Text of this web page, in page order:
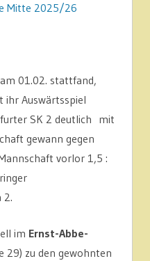
Mitte 2025/26
01.02. stattfand,
ihr Auswärtsspiel
SK 2 deutlich mit
gewann gegen
vorlor 1,5 :
2.
im Ernst-Abbe-
29) zu den gewohnten